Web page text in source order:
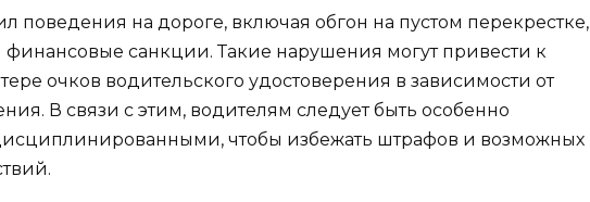
поведения на дороге, включая обгон на пустом перекрестке,
финансовые санкции. Такие нарушения могут привести к
очков водительского удостоверения в зависимости от
В связи с этим, водителям следует быть особенно
чтобы избежать штрафов и возможных